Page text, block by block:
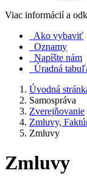
Viac informácií a
Ako vybaviť
Oznamy
Napíšte nám
Úradná
Úvodná
Samospráva
Zverejňovanie
Zmluvy,
Zmluvy
Zmluvy